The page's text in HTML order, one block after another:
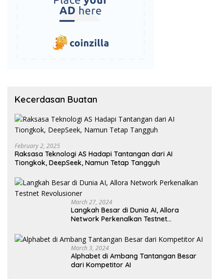
Kecerdasan Buatan
February 2, 2025
Raksasa Teknologi AS Hadapi Tantangan dari AI
Tiongkok, DeepSeek, Namun Tetap Tangguh
March 27, 2024
Langkah Besar di Dunia AI, Allora
Network Perkenalkan Testnet
March 3, 2024
Alphabet di Ambang Tantangan Besar
dari Kompetitor AI